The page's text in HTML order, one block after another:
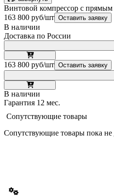
Винтовой компрессор с
163 800 руб/шт Оставить заявку
В наличии
Доставка по России
163 800 руб/шт Оставить заявку
В наличии
Гарантия 12 мес.
Сопутствующие товары
Сопутствующие товары пока не